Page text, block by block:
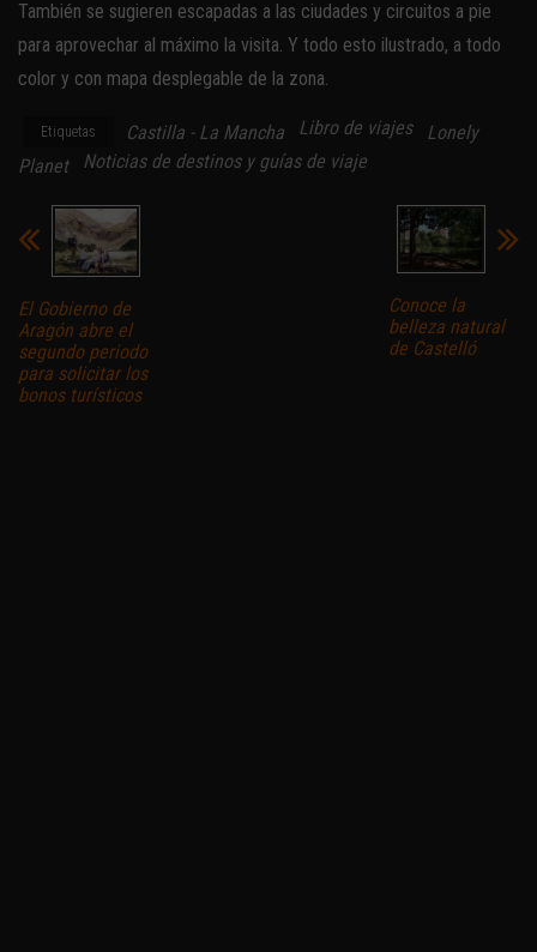
También se sugieren escapadas a las ciudades y circuitos a pie
para aprovechar al máximo la visita. Y todo esto ilustrado, a todo
color y con mapa desplegable de la zona.
Etiquetas Castilla - La Mancha Libro de viajes
Lonely
Planet
Noticias de destinos y guías de viaje
El Gobierno de
Aragón abre el
segundo periodo
para solicitar los
bonos turísticos
Conoce la
belleza natural
de Castelló